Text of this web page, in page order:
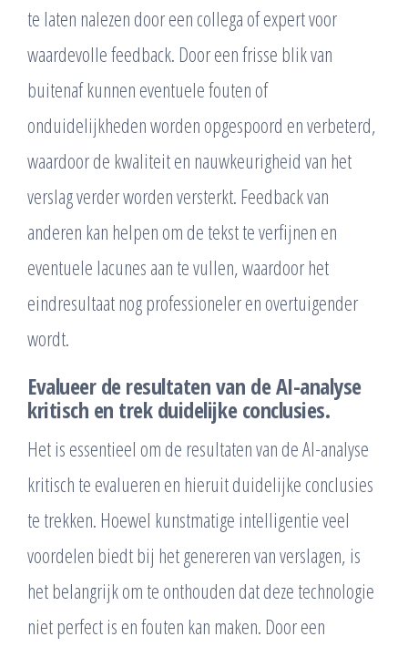
te laten nalezen door een collega of expert voor
waardevolle feedback. Door een frisse blik van
buitenaf kunnen eventuele fouten of
onduidelijkheden worden opgespoord en verbeterd,
waardoor de kwaliteit en nauwkeurigheid van het
verslag verder worden versterkt. Feedback van
anderen kan helpen om de tekst te verfijnen en
eventuele lacunes aan te vullen, waardoor het
eindresultaat nog professioneler en overtuigender
wordt.
Evalueer de resultaten van de AI-analyse
kritisch en trek duidelijke conclusies.
Het is essentieel om de resultaten van de AI-analyse
kritisch te evalueren en hieruit duidelijke conclusies
te trekken. Hoewel kunstmatige intelligentie veel
voordelen biedt bij het genereren van verslagen, is
het belangrijk om te onthouden dat deze technologie
niet perfect is en fouten kan maken. Door een